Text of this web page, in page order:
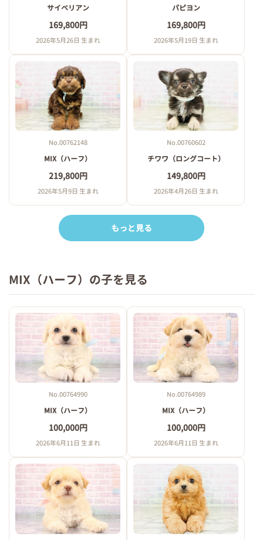
サイベリアン
169,800円
2026年5月26日 生まれ
パピヨン
169,800円
2026年5月19日 生まれ
No.00762148
MIX（ハーフ）
219,800円
2026年5月9日 生まれ
No.00760602
チワワ（ロングコート）
149,800円
2026年4月26日 生まれ
もっと見る
MIX（ハーフ）の子を見る
No.00764990
MIX（ハーフ）
100,000円
2026年6月11日 生まれ
No.00764989
MIX（ハーフ）
100,000円
2026年6月11日 生まれ